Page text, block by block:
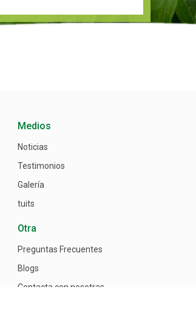
Medios
Noticias
Testimonios
Galería
tuits
Otra
Preguntas Frecuentes
Blogs
Contacta con nosotras